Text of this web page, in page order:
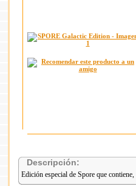
Descripción:
Edición especial de Spore que